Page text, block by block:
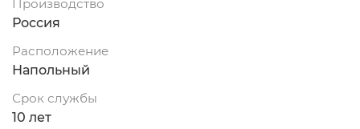
Производство
Россия
Расположение
Напольный
Срок службы
10 лет